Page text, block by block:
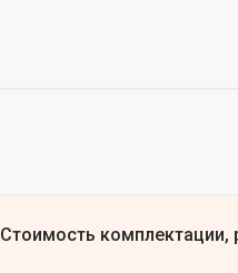
Стоимость комплектации,